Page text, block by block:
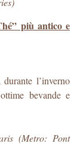
più antico e
l’inverno
bevande e
(Metro: Pont